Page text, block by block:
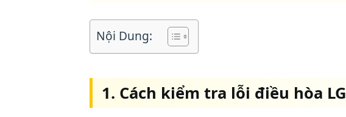
Nội Dung:
1. Cách kiểm tra lỗi điều hòa LG